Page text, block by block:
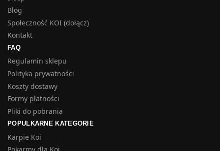
Blog
Społeczność KOI (dołącz)
Kontakt
FAQ
Regulamin sklepu
Polityka prywatności
Koszty dostawy
Formy płatności
Pliki do pobrania
POPULKARNE KATEGORIE
Karpie Koi